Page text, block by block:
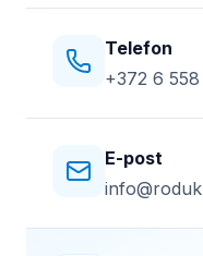
Telefon
+372 6
E-post